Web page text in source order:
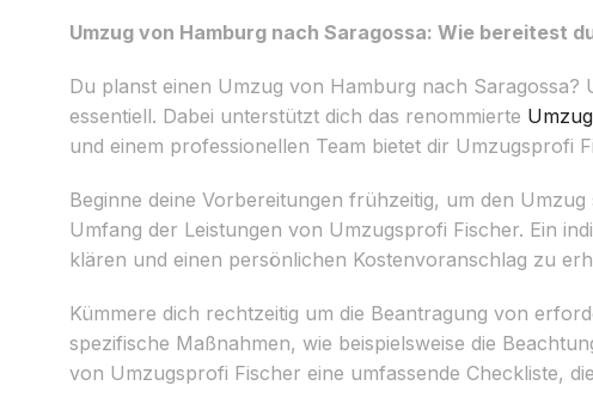
Umzug von Hamburg nach Saragossa: Wie bereitest
Du planst einen Umzug von Hamburg nach
essentiell. Dabei unterstützt dich das renommierte
und einem professionellen Team bietet dir Umzugsprofi
Beginne deine Vorbereitungen frühzeitig, um den
Umfang der Leistungen von Umzugsprofi Fischer. Ein
klären und einen persönlichen Kostenvoranschlag zu
Kümmere dich rechtzeitig um die Beantragung von
spezifische Maßnahmen, wie beispielsweise die
von Umzugsprofi Fischer eine umfassende Checkliste,